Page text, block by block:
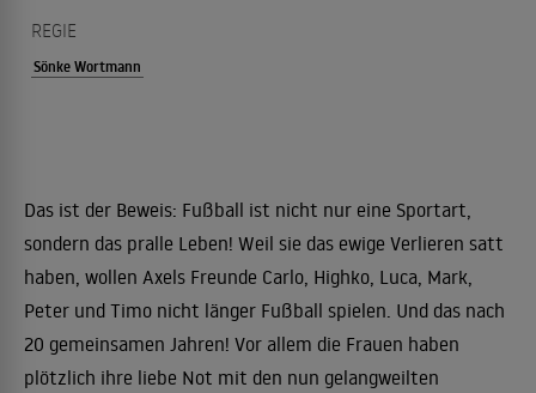
REGIE
Sönke Wortmann
Das ist der Beweis: Fußball ist nicht nur eine Sportart,
sondern das pralle Leben! Weil sie das ewige Verlieren satt
haben, wollen Axels Freunde Carlo, Highko, Luca, Mark,
Peter und Timo nicht länger Fußball spielen. Und das nach
20 gemeinsamen Jahren! Vor allem die Frauen haben
plötzlich ihre liebe Not mit den nun gelangweilten